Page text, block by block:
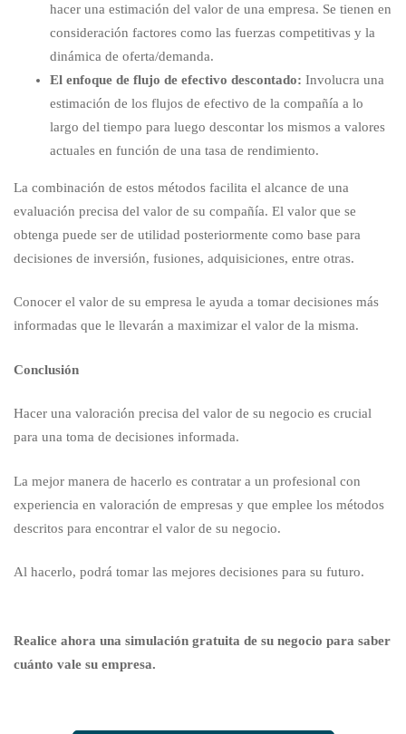
hacer una estimación del valor de una empresa. Se tienen en
consideración factores como las fuerzas competitivas y la
dinámica de oferta/demanda.
El enfoque de flujo de efectivo descontado: Involucra una
estimación de los flujos de efectivo de la compañía a lo
largo del tiempo para luego descontar los mismos a valores
actuales en función de una tasa de rendimiento.
La combinación de estos métodos facilita el alcance de una
evaluación precisa del valor de su compañía. El valor que se
obtenga puede ser de utilidad posteriormente como base para
decisiones de inversión, fusiones, adquisiciones, entre otras.
Conocer el valor de su empresa le ayuda a tomar decisiones más
informadas que le llevarán a maximizar el valor de la misma.
Conclusión
Hacer una valoración precisa del valor de su negocio es crucial
para una toma de decisiones informada.
La mejor manera de hacerlo es contratar a un profesional con
experiencia en valoración de empresas y que emplee los métodos
descritos para encontrar el valor de su negocio.
Al hacerlo, podrá tomar las mejores decisiones para su futuro.
Realice ahora una simulación gratuita de su negocio para saber
cuánto vale su empresa.